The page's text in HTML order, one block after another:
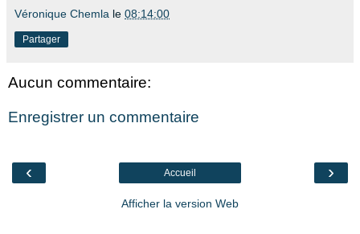
Véronique Chemla le 08:14:00
Partager
Aucun commentaire:
Enregistrer un commentaire
‹ ›
Accueil
Afficher la version Web